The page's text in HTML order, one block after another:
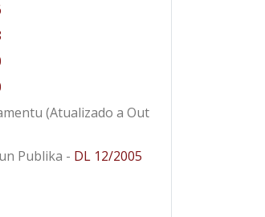
(Atualizado a Out
Publika - DL 12/2005